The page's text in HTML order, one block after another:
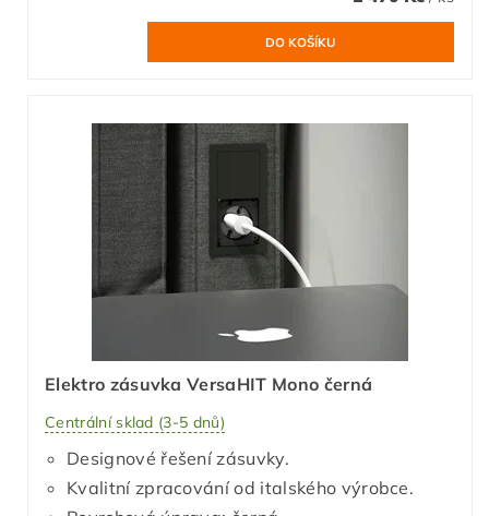
Elektro zásuvka VersaHIT Mono černá
Centrální sklad (3-5 dnů)
Designové řešení zásuvky.
Kvalitní zpracování od italského výrobce.